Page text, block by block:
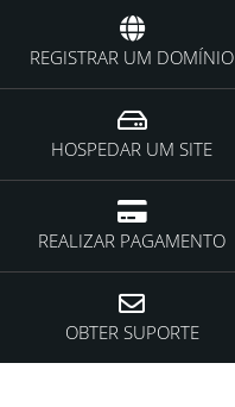
REGISTRAR UM DOMÍNIO
HOSPEDAR UM SITE
REALIZAR PAGAMENTO
OBTER SUPORTE